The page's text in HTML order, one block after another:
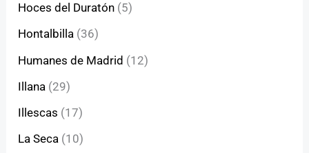
Hoces del Duratón (5)
Hontalbilla (36)
Humanes de Madrid (12)
Illana (29)
Illescas (17)
La Seca (10)